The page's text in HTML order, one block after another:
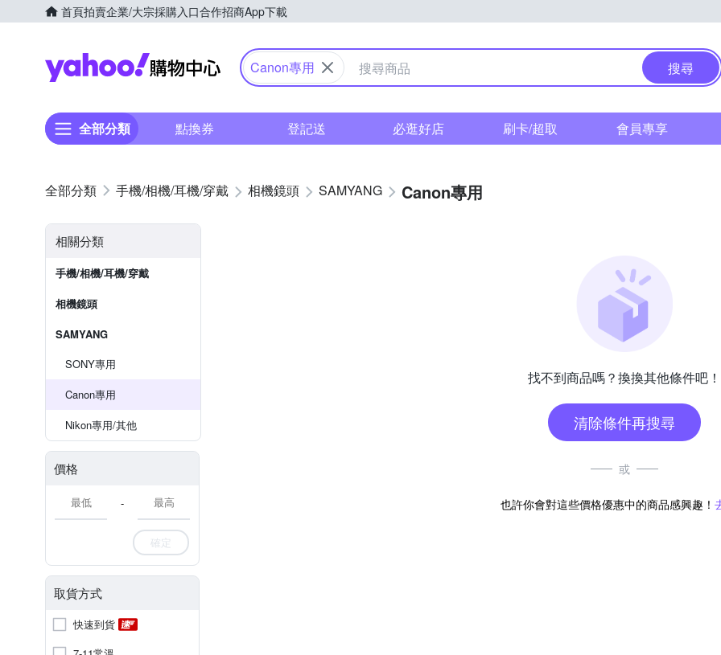
首頁拍賣企業/大宗採購入口合作招商App下載
Yahoo購物中心
Canon專用 搜尋
全部分類 點換券 登記送 必逛好店 刷卡/超取 會員專享
手機/相機/耳機/穿戴 相機鏡頭 SAMYANG Canon專用
相關分類
手機/相機/耳機/穿戴
相機鏡頭
SAMYANG
SONY專用
Canon專用
Nikon專用/其他
價格
-
確定
取貨方式
快速到貨
找不到商品嗎？換換其他條件吧！
清除條件再搜尋
或
也許你會對這些價格優惠中的商品感興趣！